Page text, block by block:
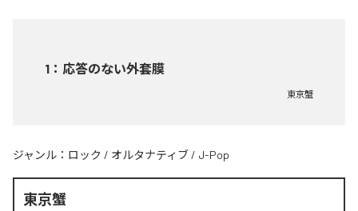
1 ： 応答のない外套膜
東京蟹
ジャンル： ロック / オルタナティブ / J-Pop
東京蟹